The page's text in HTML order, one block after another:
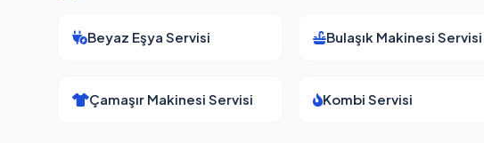
Beyaz Eşya Servisi Bulaşık Makinesi Servisi
Çamaşır Makinesi Servisi Kombi Servisi